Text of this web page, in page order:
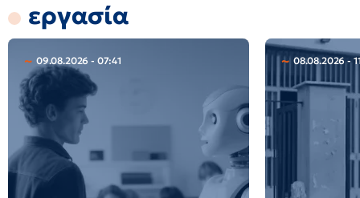
εργασία
09.08.2026 - 07:41 08.08.2026 -